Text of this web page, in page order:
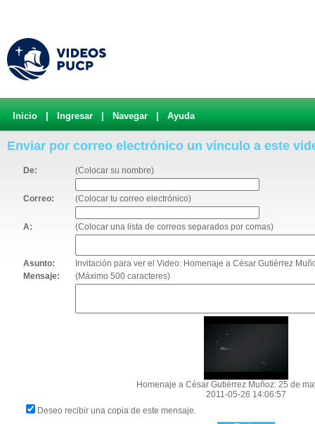
Inicio Ingresar Navegar Ayuda
Enviar por correo electrónico un vínculo a este
De: (Colocar su nombre)
Correo: (Colocar tu correo electrónico)
A: (Colocar una lista de correos separados por comas)
Asunto:
Invitación para ver el Video: Homenaje a César Gutiérrez
Mensaje:
(Máximo 500 caracteres)
Homenaje a César Gutiérrez Muñoz: 25 de
2011-05-26 14:06:57
Deseo recibir una copia de este mensaje.